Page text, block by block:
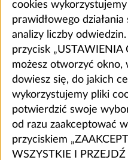
cookies
prawidłowego
analizy liczby
przycisk „USTAWIENIA
możesz otworzyć okno,
dowiesz się, do jakich
wykorzystujemy pliki
potwierdzić swoje
od razu zaakceptować
przyciskiem
WSZYSTKIE I PRZEJDŹ